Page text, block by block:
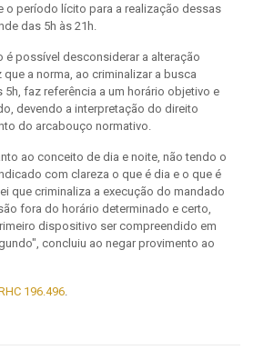
o período lícito para a realização dessas
das 5h às 21h.
é possível desconsiderar a alteração
que a norma, ao criminalizar a busca
5h, faz referência a um horário objetivo e
devendo a interpretação do direito
do arcabouço normativo.
ao conceito de dia e noite, não tendo o
com clareza o que é dia e o que é
que criminaliza a execução do mandado
fora do horário determinado e certo,
dispositivo ser compreendido em
concluiu ao negar provimento ao
196.496.